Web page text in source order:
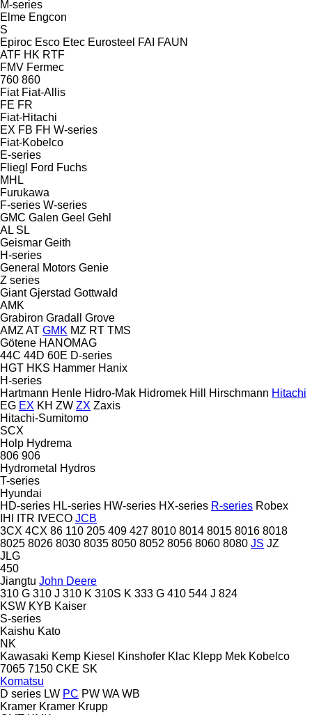
M-series
Elme Engcon
S
Epiroc Esco Etec Eurosteel FAI FAUN
ATF HK RTF
FMV Fermec
760 860
Fiat Fiat-Allis
FE FR
Fiat-Hitachi
EX FB FH W-series
Fiat-Kobelco
E-series
Fliegl
Ford Fuchs
MHL
Furukawa
F-series W-series
GMC Galen Geel Gehl
AL SL
Geismar Geith
H-series
General Motors Genie
Z series
Giant Gjerstad Gottwald
AMK
Grabiron Gradall
Grove
AMZ AT GMK MZ RT TMS
Götene HANOMAG
44C 44D 60E D-series
HGT HKS Hammer Hanix
H-series
Hartmann Henle Hidro-Mak Hidromek Hill Hirschmann Hitachi
EG EX KH ZW ZX Zaxis
Hitachi-Sumitomo
SCX
Holp Hydrema
806 906
Hydrometal
Hydros
T-series
Hyundai
HD-series HL-series HW-series HX-series R-series Robex
IHI
ITR IVECO JCB
3CX 4CX 86 110 205 409 427 8010 8014 8015 8016 8018
8025 8026 8030 8035 8050 8052 8056 8060 8080 JS JZ
JLG
450
Jiangtu John Deere
310 G 310 J 310 K 310S K 333 G 410 544 J 824
KSW KYB Kaiser
S-series
Kaishu Kato
NK
Kawasaki Kemp Kiesel Kinshofer Klac Klepp Mek Kobelco
7065 7150 CKE SK
Komatsu
D series LW PC PW WA WB
Kramer Kramer Krupp